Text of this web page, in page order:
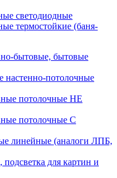
светодиодные
термостойкие (баня-
бытовые, бытовые
настенно-потолочные
потолочные НЕ
потолочные С
линейные (аналоги ЛПБ,
для картин и